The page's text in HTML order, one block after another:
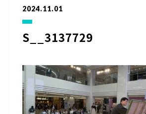
2024.11.01
S__3137729
画塾ブログ
ATELIER
水彩ブログ